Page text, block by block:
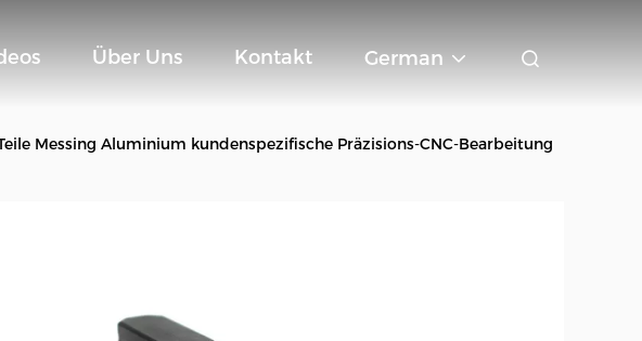
Über Uns Kontakt German
Messing Aluminium kundenspezifische Präzisions-CNC-Bearbeitung